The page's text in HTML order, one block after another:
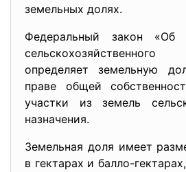
земельных долях.
Федеральный закон «Об
определяет земельную
праве общей
участки из земель
назначения.
Земельная доля имеет
в гектарах и балло-